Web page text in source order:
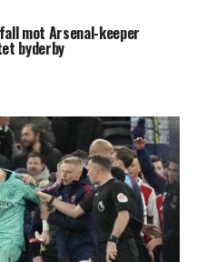
mot Arsenal-keeper
byderby